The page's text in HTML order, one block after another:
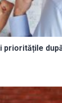
prioritățile